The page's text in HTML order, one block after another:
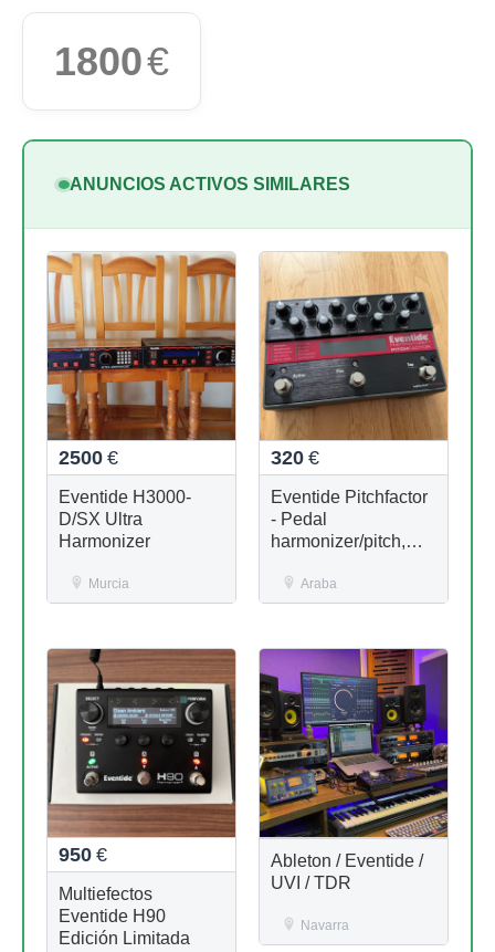
1800€
ANUNCIOS ACTIVOS SIMILARES
2500 €
Eventide H3000-
D/SX Ultra
Harmonizer
Murcia
320 €
Eventide Pitchfactor
- Pedal
harmonizer/pitch,
Araba
950 €
Multiefectos
Eventide H90
Edición Limitada
Ableton / Eventide /
UVI / TDR
Navarra